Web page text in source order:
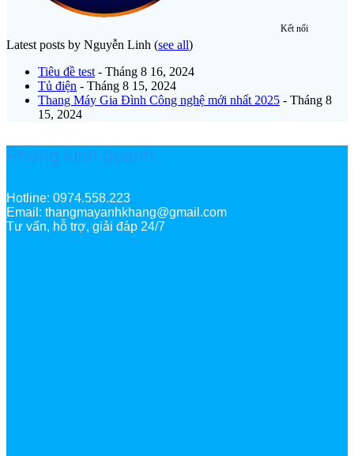
Kết nối
Latest posts by Nguyễn Linh (see all)
Tiêu đề test - Tháng 8 16, 2024
Tủ điện - Tháng 8 15, 2024
Thang Máy Gia Đình Công nghệ mới nhất 2025 - Tháng 8
15, 2024
Phòng kinh doanh
Hotline: 0974.558.223
Email: thangmayanhkhang@gmail.com
Tư vấn, hỗ trợ, giải đáp 24/7